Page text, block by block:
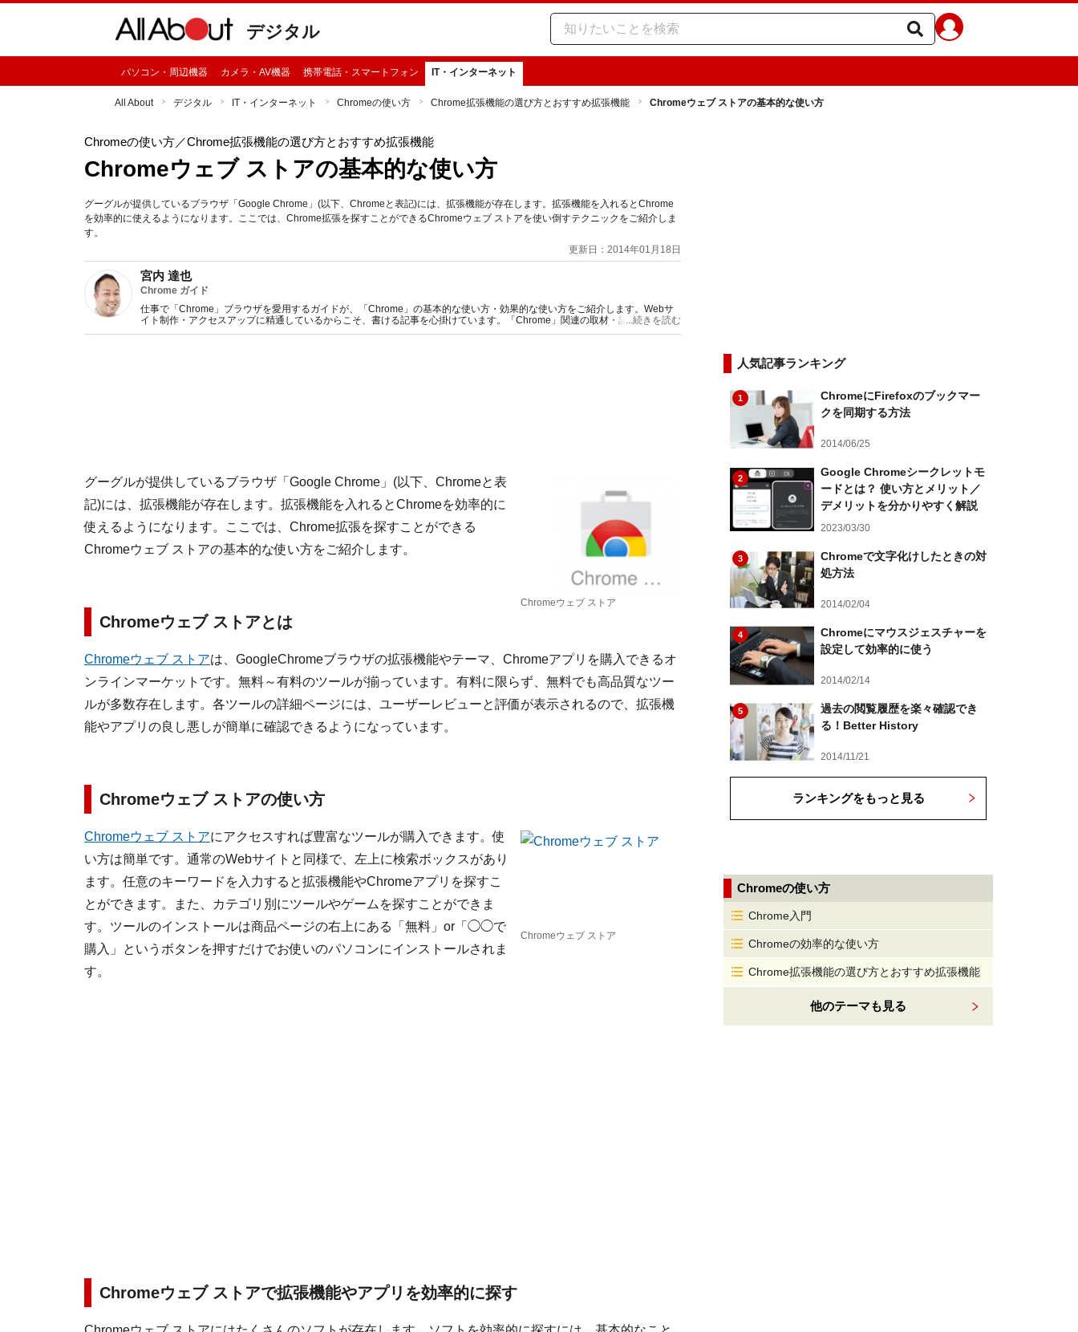
デジタル
パソコン・周辺機器 カメラ・AV機器 携帯電話・スマートフォン IT・インターネット
All About デジタル IT・インターネット Chromeの使い方 Chrome拡張機能の選び方とおすすめ拡張機能 Chromeウェブ ストアの基本的な使い方
Chromeの使い方／Chrome拡張機能の選び方とおすすめ拡張機能
Chromeウェブ ストアの基本的な使い方
グーグルが提供しているブラウザ「Google Chrome」(以下、Chromeと表記)には、拡張機能が存在します。拡張機能を入れるとChrome
を効率的に使えるようになります。ここでは、Chrome拡張を探すことができるChromeウェブ ストアを使い倒すテクニックをご紹介しま
す。
更新日：2014年01月18日
宮内 達也
Chrome ガイド
仕事で「Chrome」ブラウザを愛用するガイドが、「Chrome」の基本的な使い方・効果的な使い方をご紹介します。Webサ
イト制作・アクセスアップに精通しているからこそ、書ける記事を心掛けています。「Chrome」関連の取材・記事執筆、お
任せください。
...続きを読む
Chromeウェブ ストア
グーグルが提供しているブラウザ「Google Chrome」(以下、Chromeと表
記)には、拡張機能が存在します。拡張機能を入れるとChromeを効率的に
使えるようになります。ここでは、Chrome拡張を探すことができる
Chromeウェブ ストアの基本的な使い方をご紹介します。
Chromeウェブ ストアとは
Chromeウェブ ストアは、GoogleChromeブラウザの拡張機能やテーマ、Chromeアプリを購入できるオ
ンラインマーケットです。無料～有料のツールが揃っています。有料に限らず、無料でも高品質なツー
ルが多数存在します。各ツールの詳細ページには、ユーザーレビューと評価が表示されるので、拡張機
能やアプリの良し悪しが簡単に確認できるようになっています。
Chromeウェブ ストアの使い方
Chromeウェブ ストア
Chromeウェブ ストアにアクセスすれば豊富なツールが購入できます。使
い方は簡単です。通常のWebサイトと同様で、左上に検索ボックスがあり
ます。任意のキーワードを入力すると拡張機能やChromeアプリを探すこ
とができます。また、カテゴリ別にツールやゲームを探すことができま
す。ツールのインストールは商品ページの右上にある「無料」or「◯◯で
購入」というボタンを押すだけでお使いのパソコンにインストールされま
す。
Chromeウェブ ストアで拡張機能やアプリを効率的に探す
人気記事ランキング
1
ChromeにFirefoxのブックマー
クを同期する方法
2014/06/25
2
Google Chromeシークレットモ
ードとは？ 使い方とメリット／
デメリットを分かりやすく解説
2023/03/30
3
Chromeで文字化けしたときの対
処方法
2014/02/04
4
Chromeにマウスジェスチャーを
設定して効率的に使う
2014/02/14
5
過去の閲覧履歴を楽々確認でき
る！Better History
2014/11/21
ランキングをもっと見る
Chromeの使い方
Chrome入門
Chromeの効率的な使い方
Chrome拡張機能の選び方とおすすめ拡張機能
他のテーマも見る